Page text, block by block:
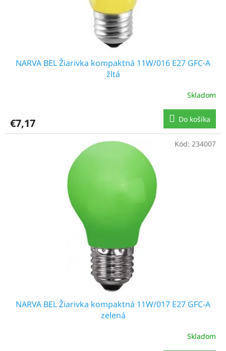
NARVA BEL Žiarivka kompaktná 11W/016 E27 GFC-A
žltá
Skladom
€7,17 Do košíka
NARVA BEL Žiarivka kompaktná 11W/017 E27 GFC-A
zelená
Skladom
Kód: 234007